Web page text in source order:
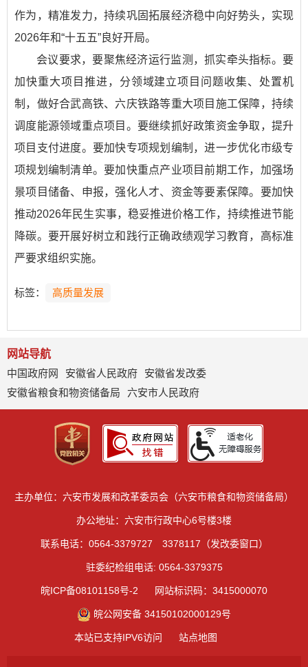
作为，精准发力，持续巩固拓展经济稳中向好势头，实现
2026年和“十五五”良好开局。
会议要求，要聚焦经济运行监测，抓实牵头指标。要
加快重大项目推进，分领域建立项目问题收集、处置机
制，做好合武高铁、六庆铁路等重大项目施工保障，持续
调度能源领域重点项目。要继续抓好政策资金争取，提升
项目支付进度。要加快专项规划编制，进一步优化市级专
项规划编制清单。要加快重点产业项目前期工作，加强场
景项目储备、申报，强化人才、资金等要素保障。要加快
推动2026年民生实事，稳妥推进价格工作，持续推进节能
降碳。要开展好树立和践行正确政绩观学习教育，高标准
严要求组织实施。
标签： 高质量发展
网站导航
中国政府网
安徽省人民政府
安徽省发改委
安徽省粮食和物资储备局
六安市人民政府
主办单位：六安市发展和改革委员会（六安市粮食和物资储备局）
办公地址：六安市行政中心6号楼3楼
联系电话：0564-3379727 3378117（发改委窗口）
驻委纪检组电话: 0564-3379375
皖ICP备08101158号-2 网站标识码：3415000070
皖公网安备 34150102000129号
本站已支持IPV6访问 站点地图